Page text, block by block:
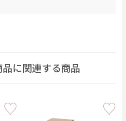
に関連する商品